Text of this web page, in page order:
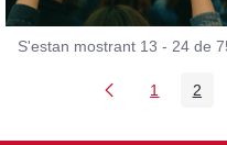
S'estan mostrant 13 - 24 de
Pàgina
1 2